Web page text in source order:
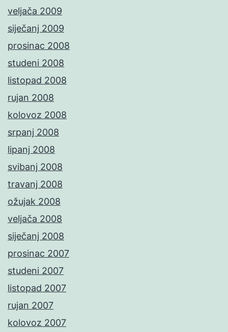
veljača 2009
siječanj 2009
prosinac 2008
studeni 2008
listopad 2008
rujan 2008
kolovoz 2008
srpanj 2008
lipanj 2008
svibanj 2008
travanj 2008
ožujak 2008
veljača 2008
siječanj 2008
prosinac 2007
studeni 2007
listopad 2007
rujan 2007
kolovoz 2007